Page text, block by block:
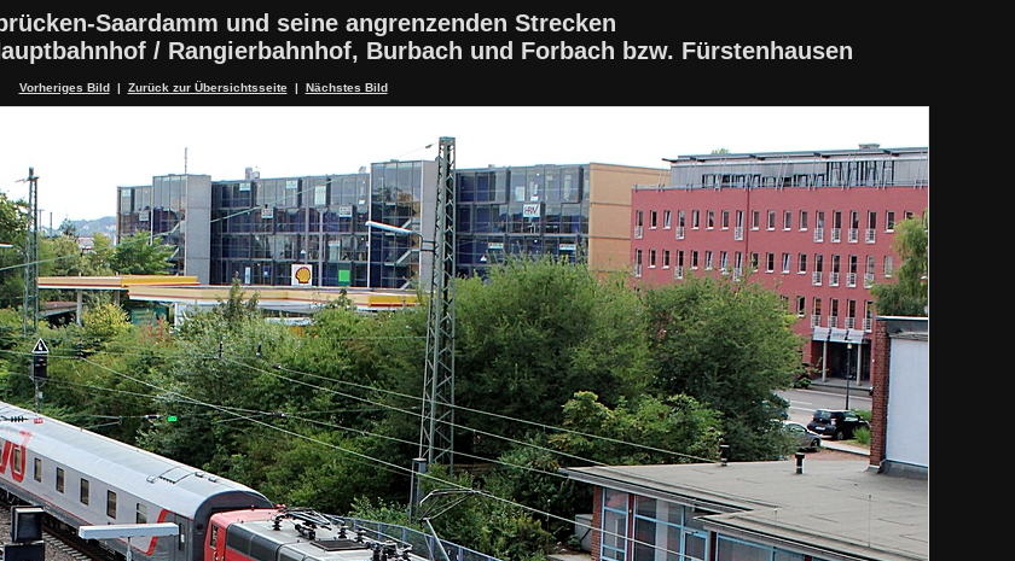
Saardamm und seine angrenzenden Strecken
/ Rangierbahnhof, Burbach und Forbach bzw. Fürstenhausen
Vorheriges Bild Zurück zur Übersichtsseite| Nächstes Bild